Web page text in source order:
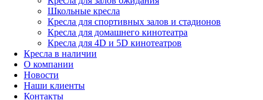
Школьные кресла
Кресла для спортивных залов и стадионов
Кресла для домашнего кинотеатра
Кресла для 4D и 5D кинотеатров
Кресла в наличии
О компании
Новости
Наши клиенты
Контакты